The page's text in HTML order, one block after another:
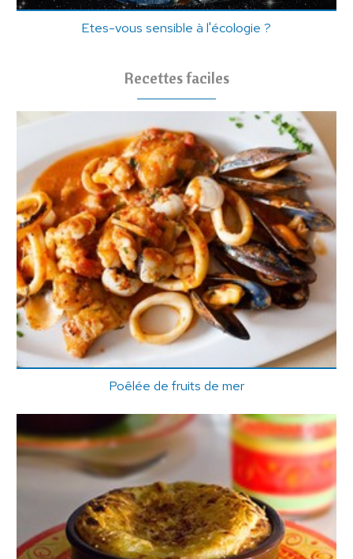
Etes-vous sensible à l'écologie ?
Recettes faciles
Poêlée de fruits de mer